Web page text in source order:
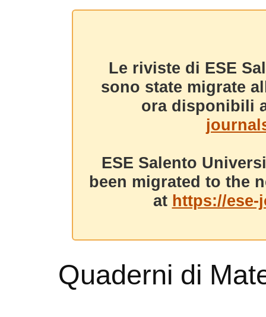
Le riviste di ESE
sono state migrate
ora disponibili
ESE Salento
been migrated to the
at https://
Quaderni di